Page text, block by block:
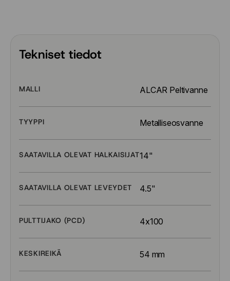
Tekniset tiedot
MALLI ALCAR Peltivanne
TYYPPI Metalliseosvanne
SAATAVILLA OLEVAT HALKAISIJAT14"
SAATAVILLA OLEVAT LEVEYDET 4.5"
PULTTIJAKO (PCD) 4x100
KESKIREIKÄ 54 mm